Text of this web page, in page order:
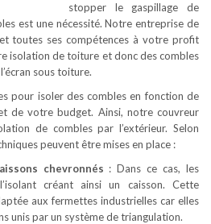
stopper le gaspillage de
est une nécessité. Notre entreprise de
toutes ses compétences à votre profit
isolation de toiture et donc des combles
sous toiture.
pour isoler des combles en fonction de
de votre budget. Ainsi, notre couvreur
de combles par l’extérieur. Selon
peuvent être mises en place :
chevronnés : Dans ce cas, les
créant ainsi un caisson. Cette
aux fermettes industrielles car elles
unis par un système de triangulation.